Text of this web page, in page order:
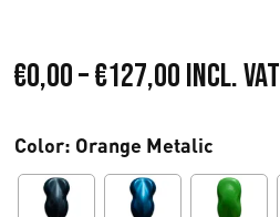
€0,00–€127,00
t
Incl. VAT
Color: Orange Metalic